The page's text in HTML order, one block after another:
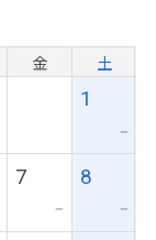
金 土
1
ー
7
ー
8
ー